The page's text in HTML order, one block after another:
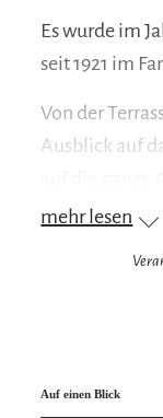
Es wurde im
seit 1921 im
Von der
Ausblick auf
man von hier
mehr lesen
Auf einen Blick